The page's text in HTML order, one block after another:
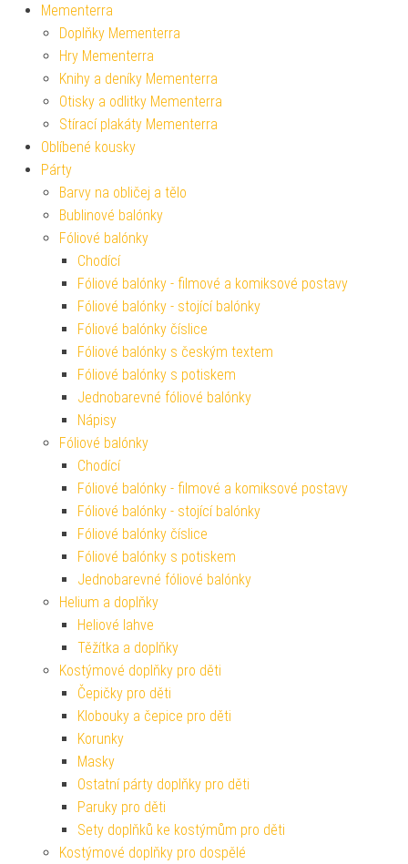
Mementerra
Doplňky Mementerra
Hry Mementerra
Knihy a deníky Mementerra
Otisky a odlitky Mementerra
Stírací plakáty Mementerra
Oblíbené kousky
Párty
Barvy na obličej a tělo
Bublinové balónky
Fóliové balónky
Chodící
Fóliové balónky - filmové a komiksové postavy
Fóliové balónky - stojící balónky
Fóliové balónky číslice
Fóliové balónky s českým textem
Fóliové balónky s potiskem
Jednobarevné fóliové balónky
Nápisy
Fóliové balónky
Chodící
Fóliové balónky - filmové a komiksové postavy
Fóliové balónky - stojící balónky
Fóliové balónky číslice
Fóliové balónky s potiskem
Jednobarevné fóliové balónky
Helium a doplňky
Heliové lahve
Těžítka a doplňky
Kostýmové doplňky pro děti
Čepičky pro děti
Klobouky a čepice pro děti
Korunky
Masky
Ostatní párty doplňky pro děti
Paruky pro děti
Sety doplňků ke kostýmům pro děti
Kostýmové doplňky pro dospělé